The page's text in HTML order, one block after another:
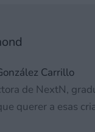
Carrillo
de NextN,
querer a esas